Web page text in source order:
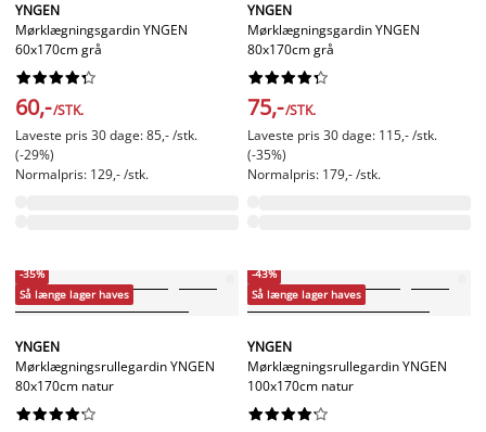
YNGEN
Mørklægningsgardin YNGEN
60x170cm grå






60,-/STK.
Laveste pris 30 dage: 85,- /stk.
(-29%)
Normalpris: 129,- /stk.
YNGEN
Mørklægningsgardin YNGEN
80x170cm grå






75,-/STK.
Laveste pris 30 dage: 115,- /stk.
(-35%)
Normalpris: 179,- /stk.
-35%
Så længe lager haves
YNGEN
Mørklægningsrullegardin YNGEN
80x170cm natur






-43%
Så længe lager haves
YNGEN
Mørklægningsrullegardin YNGEN
100x170cm natur





